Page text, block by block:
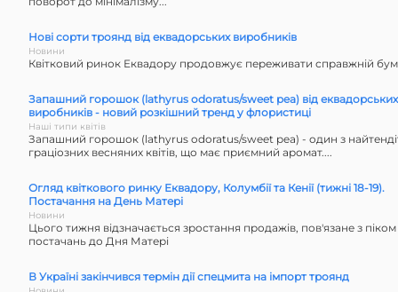
Нові сорти троянд від еквадорських виробників
Новини
Квітковий ринок Еквадору продовжує переживати справжній
Запашний горошок (lathyrus odoratus/sweet pea) від еквадорських
виробників - новий розкішний тренд у флористиці
Наші типи квітів
Запашний горошок (lathyrus odoratus/sweet pea) - один з
граціозних весняних квітів, що має приємний аромат....
Огляд квіткового ринку Еквадору, Колумбії та Кенії (тижні 18-19).
Постачання на День Матері
Новини
Цього тижня відзначається зростання продажів, пов'язане з
постачань до Дня Матері
В Україні закінчився термін дії спецмита на імпорт троянд